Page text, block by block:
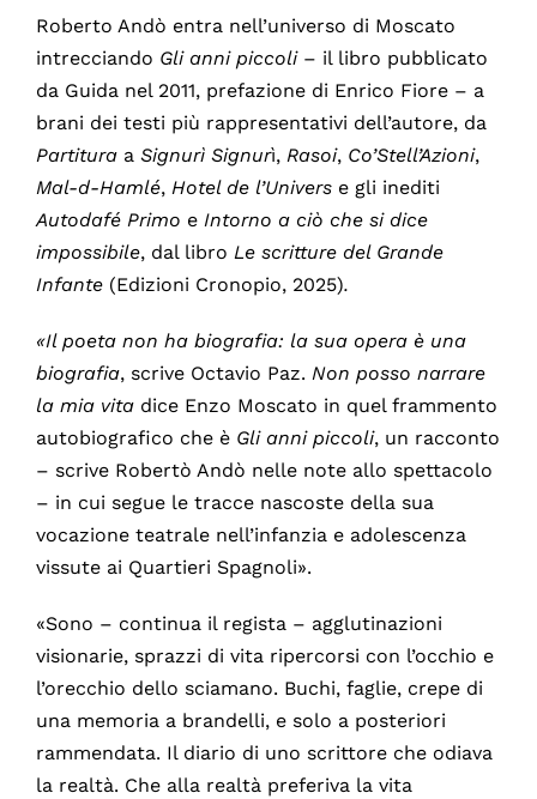
Roberto Andò entra nell’universo di Moscato
intrecciando Gli anni piccoli– il libro pubblicato
da Guida nel 2011, prefazione di Enrico Fiore – a
brani dei testi più rappresentativi dell’autore, da
Partituraa Signurì Signurì, Rasoi, Co’Stell’Azioni,
Mal-d-Hamlé, Hotel de l’Universe gli inediti
Autodafé Primo eIntorno a ciò che si dice
impossibile, dal libro Le scritture del Grande
Infante(Edizioni Cronopio, 2025).
«Il poeta non ha biografia: la sua opera è una
biografia, scrive Octavio Paz. Non posso narrare
la mia vitadice Enzo Moscato in quel frammento
autobiografico che è Gli anni piccoli, un racconto
– scrive Robertò Andò nelle note allo spettacolo
– in cui segue le tracce nascoste della sua
vocazione teatrale nell’infanzia e adolescenza
vissute ai Quartieri Spagnoli».
«Sono – continua il regista – agglutinazioni
visionarie, sprazzi di vita ripercorsi con l’occhio e
l’orecchio dello sciamano. Buchi, faglie, crepe di
una memoria a brandelli, e solo a posteriori
rammendata. Il diario di uno scrittore che odiava
la realtà. Che alla realtà preferiva la vita